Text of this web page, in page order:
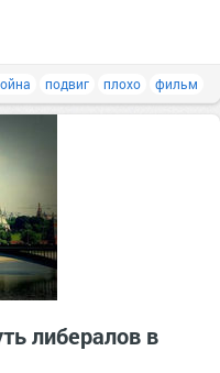
подвиг плохо фильм
либералов в